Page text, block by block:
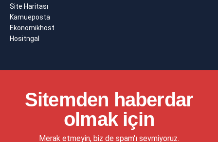
Site Haritası
Kamueposta
Ekonomikhost
Hositngal
Sitemden haberdar
olmak için
Merak etmeyin, biz de spam'ı sevmiyoruz.